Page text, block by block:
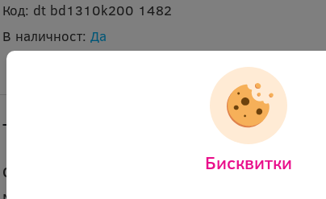
Код: dt bd1310k200 1482
В наличност: Да
Type 20D Съвместим тонер кит
Съвместим тонер кит за Ricoh Aficio 200
Бисквитки